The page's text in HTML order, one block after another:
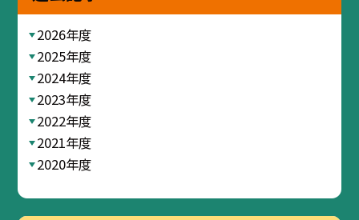
2026年度
2025年度
2024年度
2023年度
2022年度
2021年度
2020年度